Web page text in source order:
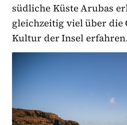
südliche Küste Arubas
gleichzeitig viel über die
Kultur der Insel